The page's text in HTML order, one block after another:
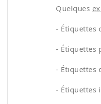
Quelques
- Étiquettes
- Étiquettes
- Étiquettes
- Étiquettes